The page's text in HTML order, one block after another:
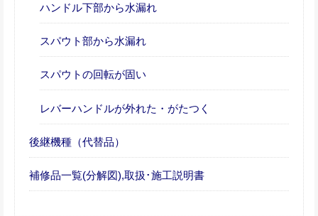
ハンドル下部から水漏れ
スパウト部から水漏れ
スパウトの回転が固い
レバーハンドルが外れた・がたつく
後継機種（代替品）
補修品一覧(分解図),取扱･施工説明書